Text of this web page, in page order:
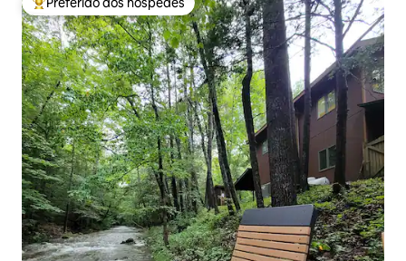
Entre os melhores preferidos dos hóspedes